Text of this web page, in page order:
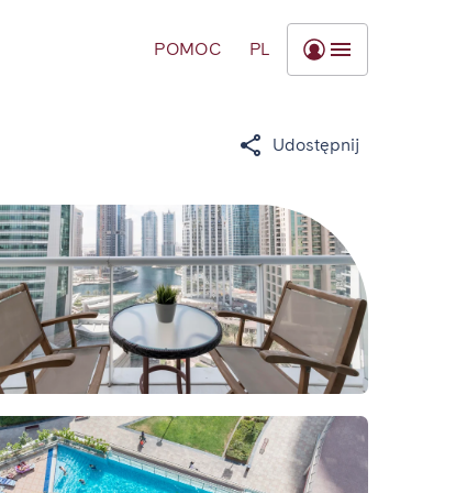
POMOC PL
Udostępnij